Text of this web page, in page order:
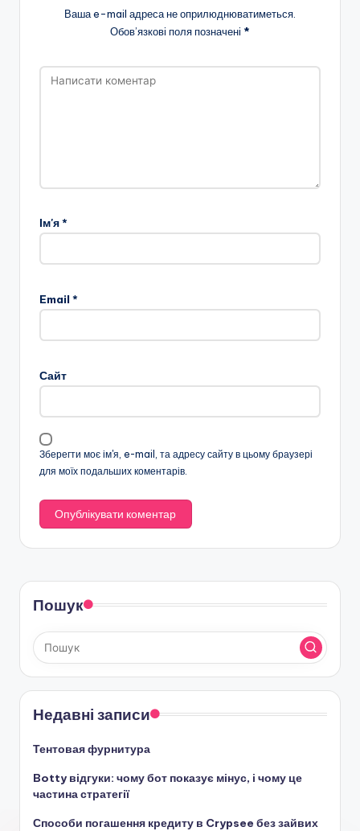
Ваша e-mail адреса не оприлюднюватиметься.
Обов’язкові поля позначені *
Ім'я*
Email *
Сайт
Зберегти моє ім'я, e-mail, та адресу сайту в цьому браузері
для моїх подальших коментарів.
Пошук
Недавні записи
Тентовая фурнитура
Botty відгуки: чому бот показує мінус, і чому це
частина стратегії
Способи погашення кредиту в Crypsee без зайвих